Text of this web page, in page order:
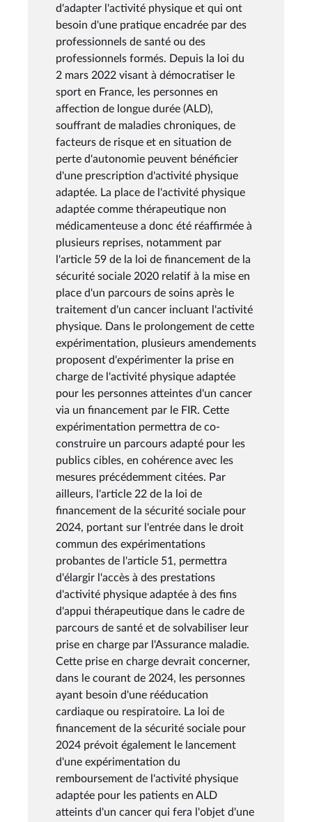
d'adapter l'activité physique et qui ont
besoin d'une pratique encadrée par des
professionnels de santé ou des
professionnels formés. Depuis la loi du
2 mars 2022 visant à démocratiser le
sport en France, les personnes en
affection de longue durée (ALD),
souffrant de maladies chroniques, de
facteurs de risque et en situation de
perte d'autonomie peuvent bénéficier
d'une prescription d'activité physique
adaptée. La place de l'activité physique
adaptée comme thérapeutique non
médicamenteuse a donc été réaffirmée à
plusieurs reprises, notamment par
l'article 59 de la loi de financement de la
sécurité sociale 2020 relatif à la mise en
place d'un parcours de soins après le
traitement d'un cancer incluant l'activité
physique. Dans le prolongement de cette
expérimentation, plusieurs amendements
proposent d'expérimenter la prise en
charge de l'activité physique adaptée
pour les personnes atteintes d'un cancer
via un financement par le FIR. Cette
expérimentation permettra de co-
construire un parcours adapté pour les
publics cibles, en cohérence avec les
mesures précédemment citées. Par
ailleurs, l'article 22 de la loi de
financement de la sécurité sociale pour
2024, portant sur l'entrée dans le droit
commun des expérimentations
probantes de l'article 51, permettra
d'élargir l'accès à des prestations
d'activité physique adaptée à des fins
d'appui thérapeutique dans le cadre de
parcours de santé et de solvabiliser leur
prise en charge par l'Assurance maladie.
Cette prise en charge devrait concerner,
dans le courant de 2024, les personnes
ayant besoin d'une rééducation
cardiaque ou respiratoire. La loi de
financement de la sécurité sociale pour
2024 prévoit également le lancement
d'une expérimentation du
remboursement de l'activité physique
adaptée pour les patients en ALD
atteints d'un cancer qui fera l'objet d'une